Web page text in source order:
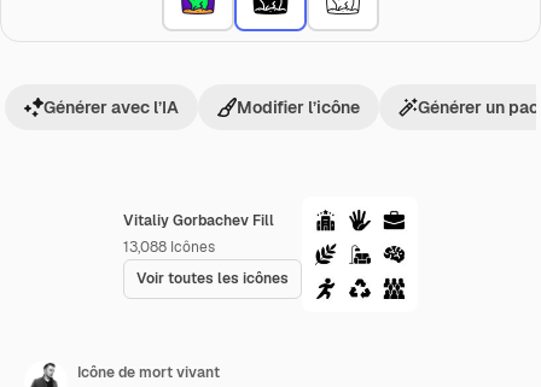
Vitaliy Gorbachev Fill
13,088 Icônes
Voir toutes les icônes
Générer avec l’IA Modifier l’icône Générer un
Icône de mort vivant